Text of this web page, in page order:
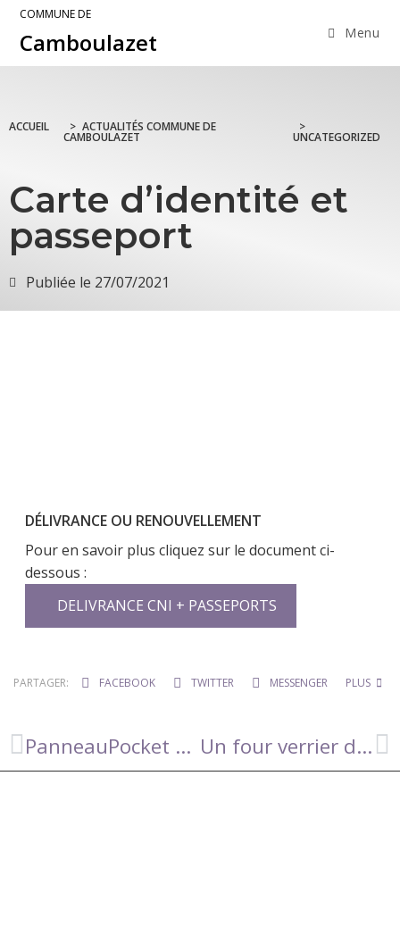
COMMUNE DE
Camboulazet Menu
ACCUEIL > ACTUALITÉS COMMUNE DE
CAMBOULAZET
>
UNCATEGORIZED
Carte d’identité et
passeport
Publiée le 27/07/2021
DÉLIVRANCE OU RENOUVELLEMENT
Pour en savoir plus cliquez sur le document ci-
dessous :
DELIVRANCE CNI + PASSEPORTS
PARTAGER: FACEBOOK TWITTER MESSENGER PLUS
PanneauPocket au service des habitants de Camboulazet ! Un four verrier du XVIIème ou XVIIIème siècle découvert à Noyès